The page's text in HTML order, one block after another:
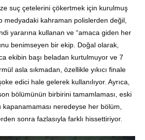
suç çetelerini çökertmek için kurulmuş
medyadaki kahraman polislerden değil,
yararına kullanan ve “amaca giden her
benimseyen bir ekip. Doğal olarak,
ekibin başı beladan kurtulmuyor ve 7
asla sıkmadan, özellikle yıkıcı finale
edici hale gelerek kullanılıyor. Ayrıca,
bölümünün birbirini tamamlaması, eski
neredeyse her bölüm,
sonra fazlasıyla farklı hissettiriyor.